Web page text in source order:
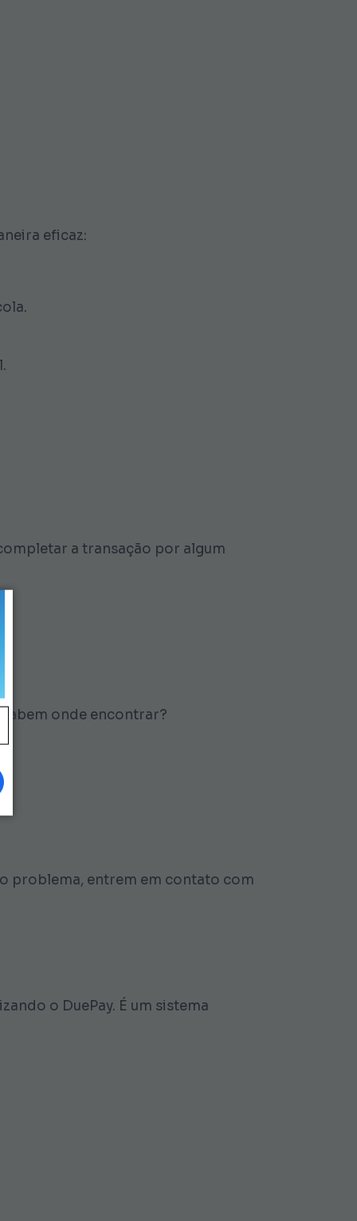
eficaz:
a transação por algum
onde encontrar?
problema, entrem em contato com
o DuePay. É um sistema